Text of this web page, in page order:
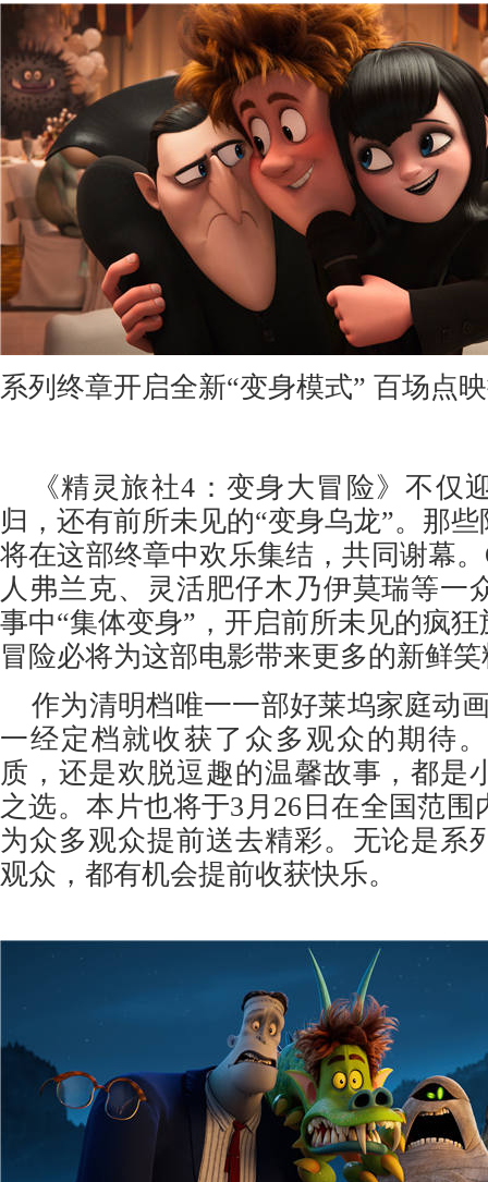
系列终章开启全新“变身模式” 百场点
《精灵旅社4：变身大冒险》不仅
归，还有前所未见的“变身乌龙”。那
将在这部终章中欢乐集结，共同谢幕
人弗兰克、灵活肥仔木乃伊莫瑞等一
事中“集体变身”，开启前所未见的疯
冒险必将为这部电影带来更多的新鲜
作为清明档唯一一部好莱坞家庭动
一经定档就收获了众多观众的期待
质，还是欢脱逗趣的温馨故事，都是
之选。本片也将于3月26日在全国范围
为众多观众提前送去精彩。无论是系
观众，都有机会提前收获快乐。